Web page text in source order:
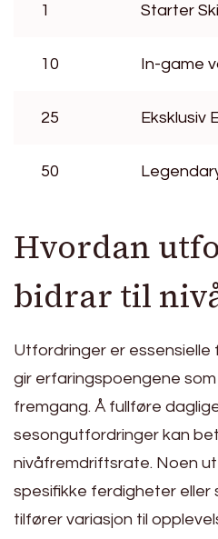
1 Starter
10 In-game
25 Eksklusiv
50
Hvordan
bidrar til
Utfordringer er
gir erfaringspoengene
fremgang. Å fullføre
sesongutfordringer kan
nivåfremdriftsrate. Noen
spesifikke ferdigheter eller
tilfører variasjon til